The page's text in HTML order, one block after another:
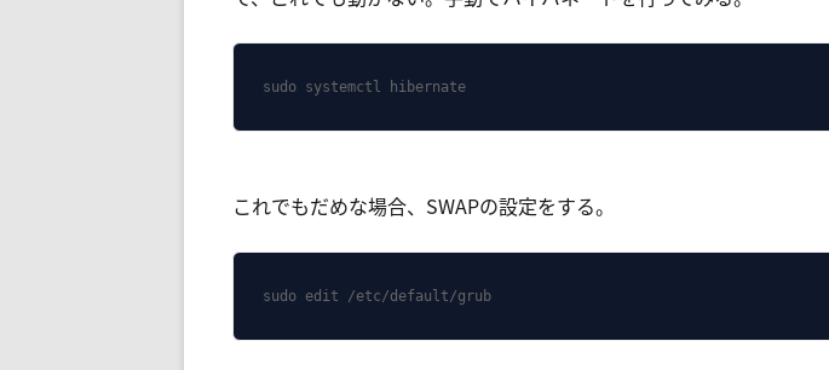
sudo systemctl hibernate
これでもだめな場合、SWAPの設定をする。
sudo edit /etc/default/grub